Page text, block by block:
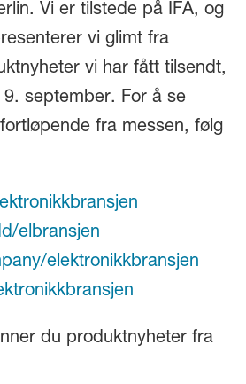
Vi er tilstede på IFA, og
vi glimt fra
vi har fått tilsendt,
september. For å se
fra messen, følg
elbransjen
elektronikkbransjen
du produktnyheter fra